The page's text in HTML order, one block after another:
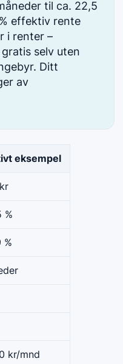
til ca. 22,5
effektiv rente
i renter –
selv uten
Ditt
av
eksempel
%
%
kr/mnd